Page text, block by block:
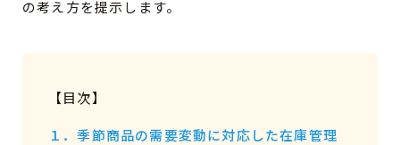
の考え方を提示します。
【目次】
１．季節商品の需要変動に対応した在庫管理